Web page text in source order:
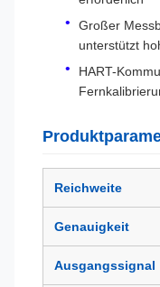
Großer
unterstützt
HART-
Reichweite
Genauigkeit
Ausgangssignal